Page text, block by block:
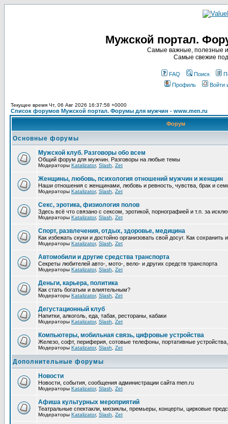
Мужской портал.
Самые важные, полезные и
Самые свежие
FAQ Поиск
Профиль
Войти
Текущее время Чт, 06 Авг 2026 16:37:58 +0000
Список форумов Мужской портал. Форумы для мужчин - www.men.ru
Форум
Основные форумы
Мужской клуб. Разговоры обо всем
Общий форум для мужчин. Разговоры на любые темы
Модераторы Katalizator, Slash Zet
Женщины, любовь, психология отношений мужчин и женщин
Наши отношения с женщинами, любовь и ревность, чувства, брак и
Модераторы Katalizator, Slash Zet
Секс, эротика, физиология полов
Здесь всё что связано с сексом, эротикой, порнографией и т.п. за
Модераторы Katalizator, Slash Zet
Спорт, развлечения, отдых, здоровье, медицина
Как избежать скуки и достойно организовать свой досуг. Как сохранить
Модераторы Katalizator, Slash Zet
Автомобили и другие средства транспорта
Секреты любителей авто-, мото-, вело- и других средств транспорта
Модераторы Katalizator, Slash Zet
Деньги, карьера, политика
Как стать богатым и влиятельным?
Модераторы Katalizator, Slash Zet
Дегустационный клуб
Напитки, алкоголь, еда, табак, рестораны, кабаки
Модераторы Katalizator, Slash Zet
Компьютеры, мобильная связь, цифровые устройства
Железо, софт, периферия, сотовые телефоны, портативные
Модераторы Katalizator, Slash Zet
Дополнительные форумы
Новости
Новости, события, сообщения администрации сайта men.ru
Модераторы Katalizator, Slash Zet
Афиша культурных мероприятий
Театральные спектакли, мюзиклы, премьеры, концерты, цирковые
Модераторы Katalizator, Slash Zet